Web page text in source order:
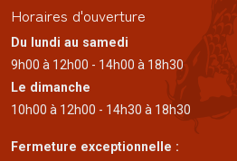
Horaires d'ouverture
Du lundi au samedi
9h00 à 12h00 - 14h00 à 18h30
Le dimanche
10h00 à 12h00 - 14h30 à 18h30
Fermeture exceptionnelle :